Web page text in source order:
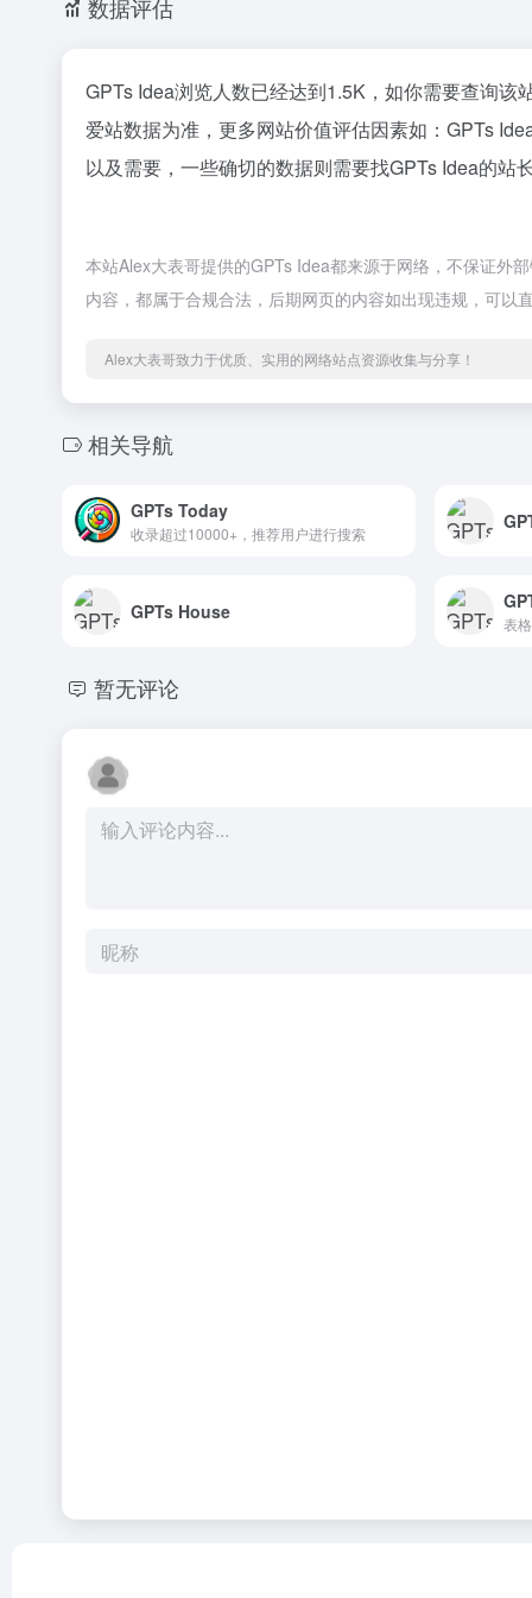
数据评估
GPTs Idea浏览人数已经达到1.5K，如你需要查询该
爱站数据为准，更多网站价值评估因素如：GPTs
以及需要，一些确切的数据则需要找GPTs Idea的
本站Alex大表哥提供的GPTs Idea都来源于网络，不保证外
内容，都属于合规合法，后期网页的内容如出现违规，可
Alex大表哥致力于优质、实用的网络站点资源收集与分享！
相关导航
GPTs Today
收录超过10000+，推荐用户进行搜索
GPTs House
表
暂无评论